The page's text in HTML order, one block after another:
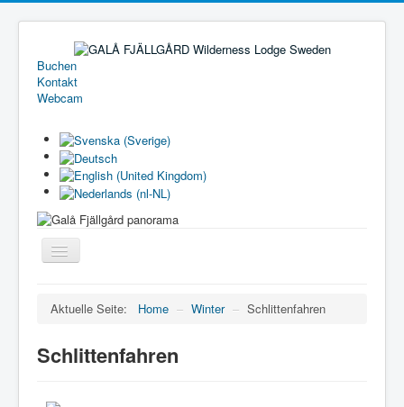
Buchen
Kontakt
Webcam
Toggle
Navigation
Camping
Aktuelle Seite: Home – Winter – Schlittenfahren
Schlittenfahren